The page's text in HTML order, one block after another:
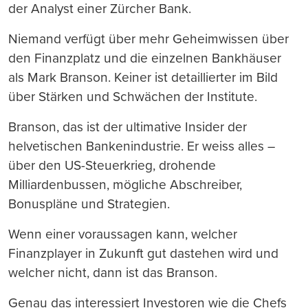
der Analyst einer Zürcher Bank.
Niemand verfügt über mehr Geheimwissen über
den Finanzplatz und die einzelnen Bankhäuser
als Mark Branson. Keiner ist detaillierter im Bild
über Stärken und Schwächen der Institute.
Branson, das ist der ultimative Insider der
helvetischen Bankenindustrie. Er weiss alles –
über den US-Steuerkrieg, drohende
Milliardenbussen, mögliche Abschreiber,
Bonuspläne und Strategien.
Wenn einer voraussagen kann, welcher
Finanzplayer in Zukunft gut dastehen wird und
welcher nicht, dann ist das Branson.
Genau das interessiert Investoren wie die Chefs